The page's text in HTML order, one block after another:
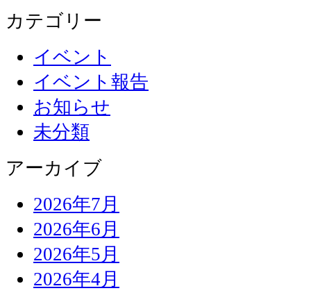
カテゴリー
イベント
イベント報告
お知らせ
未分類
アーカイブ
2026年7月
2026年6月
2026年5月
2026年4月